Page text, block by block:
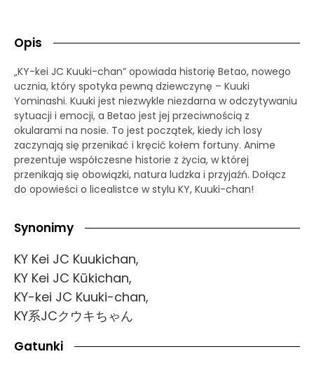
Opis
„KY-kei JC Kuuki-chan” opowiada historię Betao, nowego
ucznia, który spotyka pewną dziewczynę – Kuuki
Yominashi. Kuuki jest niezwykle niezdarna w odczytywaniu
sytuacji i emocji, a Betao jest jej przeciwnością z
okularami na nosie. To jest początek, kiedy ich losy
zaczynają się przenikać i kręcić kołem fortuny. Anime
prezentuje współczesne historie z życia, w której
przenikają się obowiązki, natura ludzka i przyjaźń. Dołącz
do opowieści o licealistce w stylu KY, Kuuki-chan!
Synonimy
KY Kei JC Kuukichan,
KY Kei JC Kūkichan,
KY-kei JC Kuuki-chan,
KY系JCクウキちゃん
Gatunki